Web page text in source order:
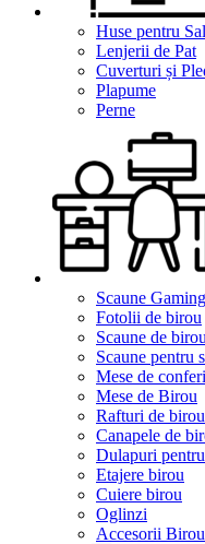
Huse pentru
Lenjerii de Pat
Cuverturi și
Plapume
Perne
Scaune
Fotolii de birou
Scaune de birou
Scaune pentru
Mese de
Mese de Birou
Rafturi de birou
Canapele de
Dulapuri
Etajere birou
Cuiere birou
Oglinzi
Accesorii Birou